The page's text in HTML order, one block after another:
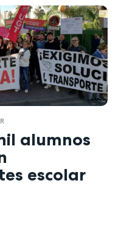
alumnos
escolar